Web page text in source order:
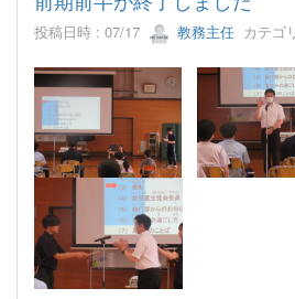
投稿日時 : 07/17 教務主任 カテゴ